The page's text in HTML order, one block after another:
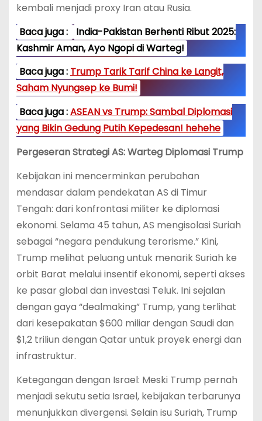
kembali menjadi proxy Iran atau Rusia.
Baca juga :
India-Pakistan Berhenti Ribut 2025:
Kashmir Aman, Ayo Ngopi di Warteg!
Baca juga : Trump Tarik Tarif China ke Langit,
Saham Nyungsep ke Bumi!
Baca juga :ASEAN vs Trump: Sambal Diplomasi
yang Bikin Gedung Putih Kepedesan! hehehe
Pergeseran Strategi AS: Warteg Diplomasi Trump
Kebijakan ini mencerminkan perubahan
mendasar dalam pendekatan AS di Timur
Tengah: dari konfrontasi militer ke diplomasi
ekonomi. Selama 45 tahun, AS mengisolasi Suriah
sebagai “negara pendukung terorisme.” Kini,
Trump melihat peluang untuk menarik Suriah ke
orbit Barat melalui insentif ekonomi, seperti akses
ke pasar global dan investasi Teluk. Ini sejalan
dengan gaya “dealmaking” Trump, yang terlihat
dari kesepakatan $600 miliar dengan Saudi dan
$1,2 triliun dengan Qatar untuk proyek energi dan
infrastruktur.
Ketegangan dengan Israel: Meski Trump pernah
menjadi sekutu setia Israel, kebijakan terbarunya
menunjukkan divergensi. Selain isu Suriah, Trump